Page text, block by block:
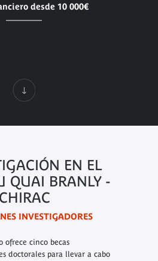
desde 10 000€
EN EL
QUAI BRANLY -
INVESTIGADORES
ofrece cinco becas
doctorales para llevar a cabo